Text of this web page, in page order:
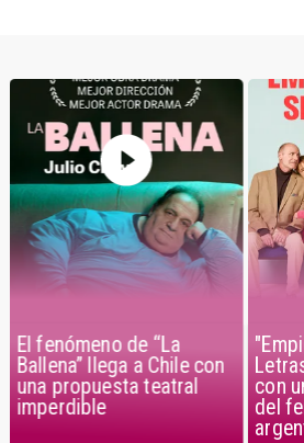
El fenómeno de “La
Ballena” llega a Chile con
una propuesta teatral
imperdible
con
del